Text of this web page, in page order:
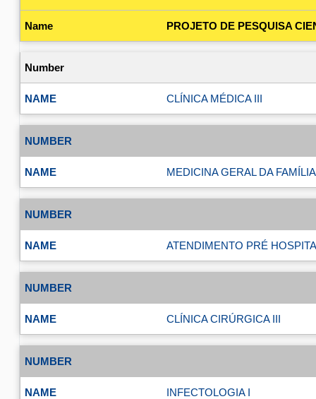
PROJETO DE PESQUISA
CLÍNICA MÉDICA III
MEDICINA GERAL DA
ATENDIMENTO PRÉ
CLÍNICA CIRÚRGICA III
INFECTOLOGIA I